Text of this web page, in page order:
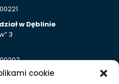
cookie
w Dęblinie
3
Autosan w Sanoku